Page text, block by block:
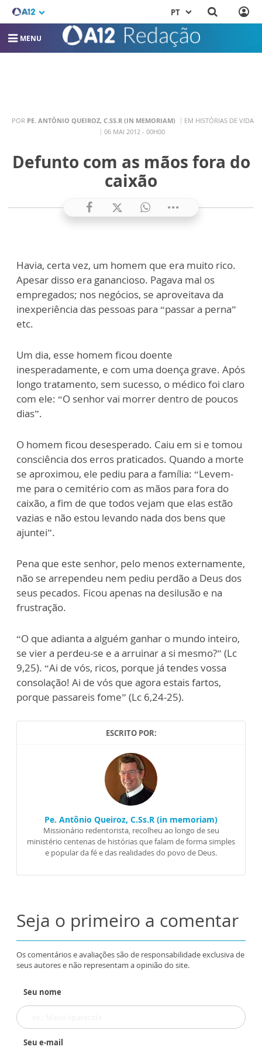
PT
MENU
POR PE. ANTÔNIO QUEIROZ, C.SS.R (IN MEMORIAM)
EM HISTÓRIAS DE VIDA
06 MAI 2012 - 00H00
Defunto com as mãos fora do
caixão
Havia, certa vez, um homem que era muito rico.
Apesar disso era ganancioso. Pagava mal os
empregados; nos negócios, se aproveitava da
inexperiência das pessoas para “passar a perna”
etc.
Um dia, esse homem ficou doente
inesperadamente, e com uma doença grave. Após
longo tratamento, sem sucesso, o médico foi claro
com ele: “O senhor vai morrer dentro de poucos
dias”.
O homem ficou desesperado. Caiu em si e tomou
consciência dos erros praticados. Quando a morte
se aproximou, ele pediu para a família: “Levem-
me para o cemitério com as mãos para fora do
caixão, a fim de que todos vejam que elas estão
vazias e não estou levando nada dos bens que
ajuntei”.
Pena que este senhor, pelo menos externamente,
não se arrependeu nem pediu perdão a Deus dos
seus pecados. Ficou apenas na desilusão e na
frustração.
“O que adianta a alguém ganhar o mundo inteiro,
se vier a perdeu-se e a arruinar a si mesmo?” (Lc
9,25). “Ai de vós, ricos, porque já tendes vossa
consolação! Ai de vós que agora estais fartos,
porque passareis fome” (Lc 6,24-25).
ESCRITO POR:
Pe. Antônio Queiroz, C.Ss.R (in memoriam)
Missionário redentorista, recolheu ao longo de seu
ministério centenas de histórias que falam de forma simples
e popular da fé e das realidades do povo de Deus.
Seja o primeiro a comentar
Os comentários e avaliações são de responsabilidade exclusiva de
seus autores e não representam a opinião do site.
Seu nome
Seu e-mail